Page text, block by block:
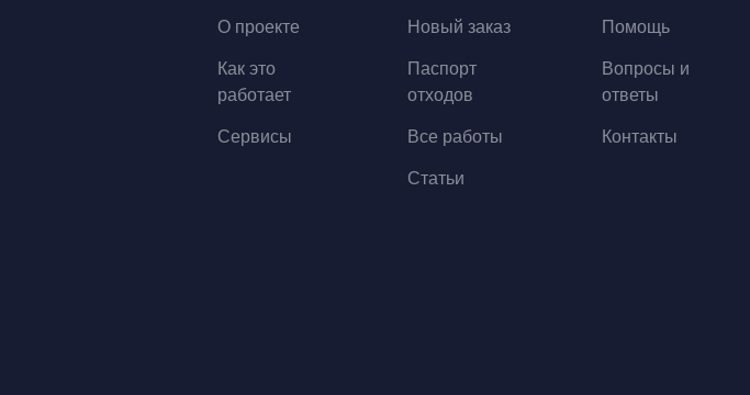
О проекте
Как это
работает
Сервисы
Новый заказ
Паспорт
отходов
Все работы
Статьи
Помощь
Вопросы и
ответы
Контакты